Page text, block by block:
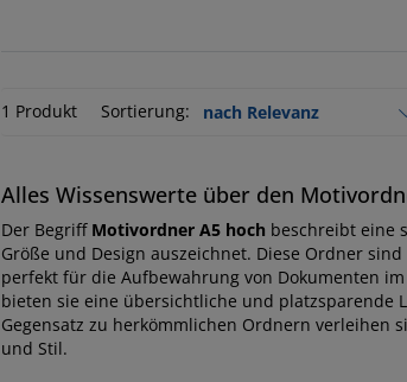
1 Produkt Sortierung:
Alles Wissenswerte über den
Der Begriff Motivordner A5 hoch beschreibt eine
Größe und Design auszeichnet. Diese Ordner
perfekt für die Aufbewahrung von Dokumenten
bieten sie eine übersichtliche und platzsparende
Gegensatz zu herkömmlichen Ordnern verleihen
und Stil.